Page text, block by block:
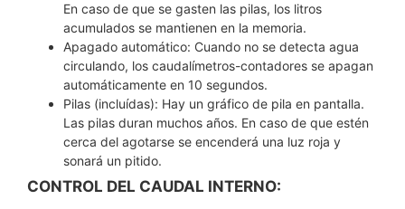
En caso de que se gasten las pilas, los litros
acumulados se mantienen en la memoria.
Apagado automático: Cuando no se detecta agua
circulando, los caudalímetros-contadores se apagan
automáticamente en 10 segundos.
Pilas (incluídas): Hay un gráfico de pila en pantalla.
Las pilas duran muchos años. En caso de que estén
cerca del agotarse se encenderá una luz roja y
sonará un pitido.
CONTROL DEL CAUDAL INTERNO: